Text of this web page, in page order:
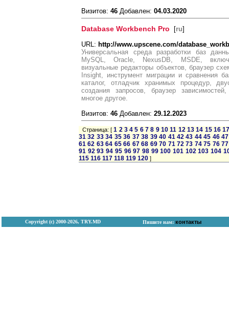
Визитов: 46 Добавлен: 04.03.2020
Database Workbench Pro [ru]
URL: http://www.upscene.com/
Универсальная среда разработки баз
MySQL, Oracle, NexusDB, MSDE,
визуальные редакторы объектов, браузер
Insight, инструмент миграции и сравнения
каталог, отладчик хранимых процедур,
создания запросов, браузер
многое другое.
Визитов: 46 Добавлен: 29.12.2023
Страница: [1 2 3 4 5 6 7 8 9 10 11 12 13 14 15 16
31 32 33 34 35 36 37 38 39 40 41 42 43 44 45 46 47
61 62 63 64 65 66 67 68 69 70 71 72 73 74 75 76 77
91 92 93 94 95 96 97 98 99 100 101 102 103 104
115 116 117 118 119 120 ]
Copyright (с) 2000-2026, TRY.MD Пишите нам: контакты